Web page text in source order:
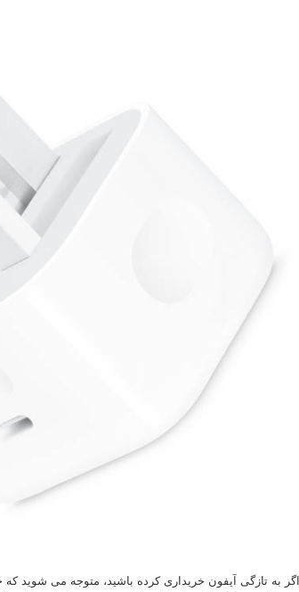
اگر به تازگی آیفون خریداری کرده باشید، متوجه می شوید